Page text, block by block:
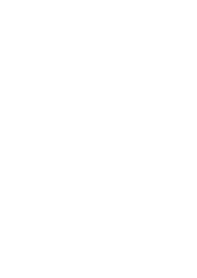
tych kamieni to
5.5 mm. Całość waży